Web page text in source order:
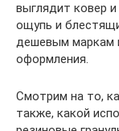
выглядит ковер
ощупь и
дешевым маркам
оформления.
Смотрим на то,
также, какой